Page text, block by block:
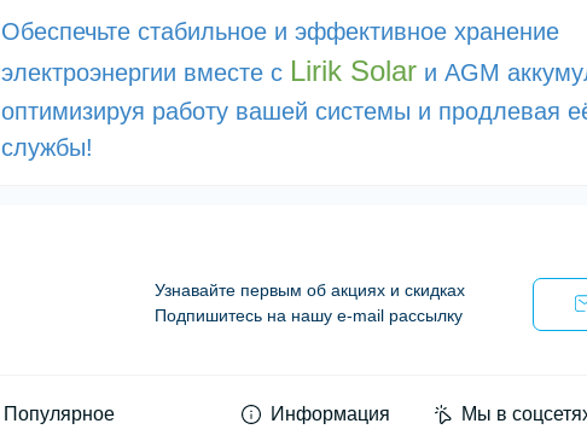
Обеспечьте стабильное и эффективное хранение
электроэнергии вместе с Lirik Solar и AGM
оптимизируя работу вашей системы и продлевая
службы!
Узнавайте первым об акциях и скидках
Подпишитесь на нашу e-mail рассылку
Популярное Информация Мы в